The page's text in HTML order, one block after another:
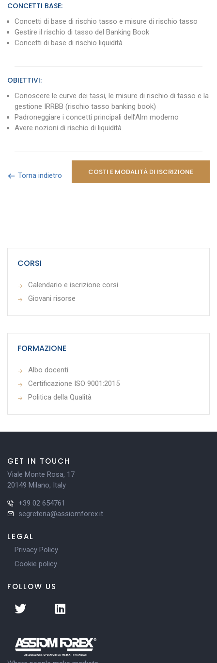
CONCETTI BASE:
Concetti di base di rischio tasso e misure di rischio tasso
Gestire il rischio di tasso del Banking Book
Concetti di base di rischio liquidità
OBIETTIVI:
Conoscere le curve dei tassi, le misure di rischio di tasso e la
gestione IRRBB (rischio tasso banking book)
Padroneggiare i concetti principali dell’Alm moderno
Avere nozioni di rischio di liquidità.
Torna indietro COSTI E MODALITÀ DI ISCRIZIONE
CORSI
Calendario e iscrizione corsi
Giovani risorse
FORMAZIONE
Albo docenti
Certificazione ISO 9001:2015
Politica della Qualità
GET IN TOUCH
Viale Monte Rosa, 17
20149 Milano, Italy
+39 02 654761
segreteria@assiomforex.it
LEGAL
Privacy Policy
Cookie policy
FOLLOW US